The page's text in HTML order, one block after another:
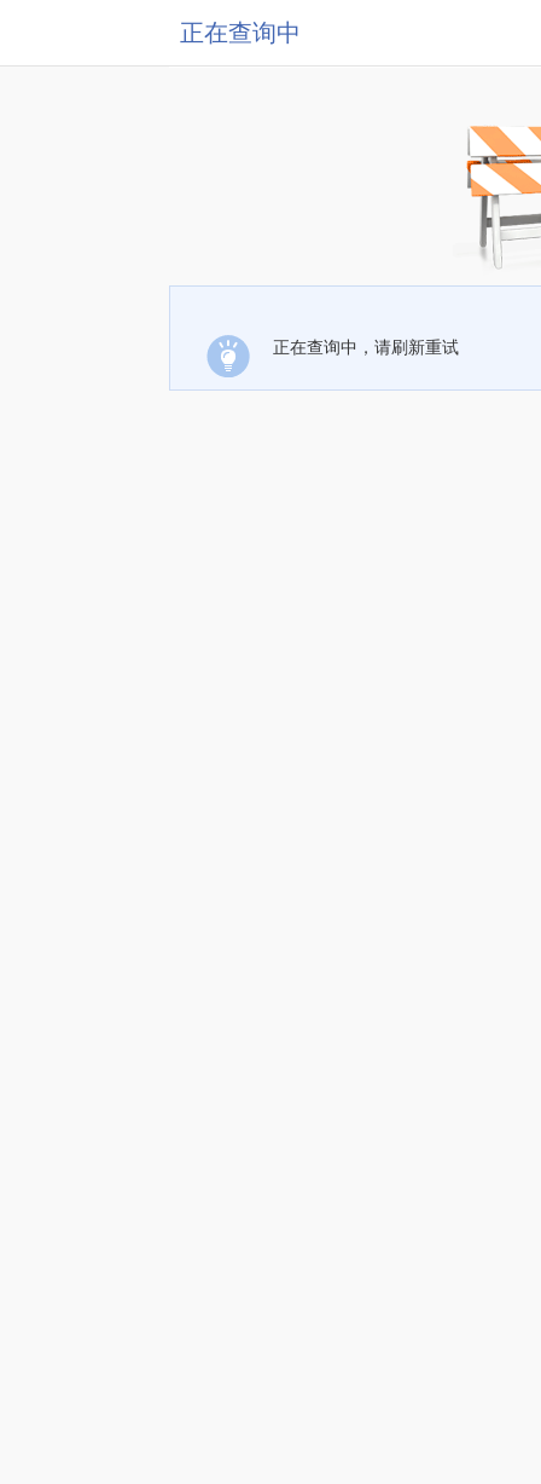
正在查询中
正在查询中，请刷新重试